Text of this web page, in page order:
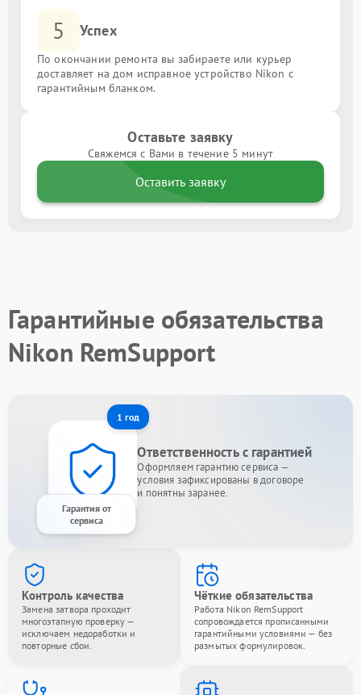
5 Успех
По окончании ремонта вы забираете или курьер
доставляет на дом исправное устройство Nikon с
гарантийным бланком.
Оставьте заявку
Свяжемся с Вами в течение 5 минут
Оставить заявку
Гарантийные обязательства
Nikon RemSupport
1 год
Гарантия от
сервиса
Ответственность с гарантией
Оформляем гарантию сервиса —
условия зафиксированы в договоре
и понятны заранее.
Контроль качества
Замена затвора проходит
многоэтапную проверку —
исключаем недоработки и
повторные сбои.
Чёткие обязательства
Работа Nikon RemSupport
сопровождается прописанными
гарантийными условиями — без
размытых формулировок.